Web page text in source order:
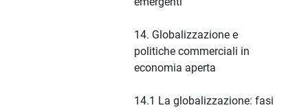
14. Globalizzazione e
politiche commerciali in
economia aperta
14.1 La globalizzazione: fasi